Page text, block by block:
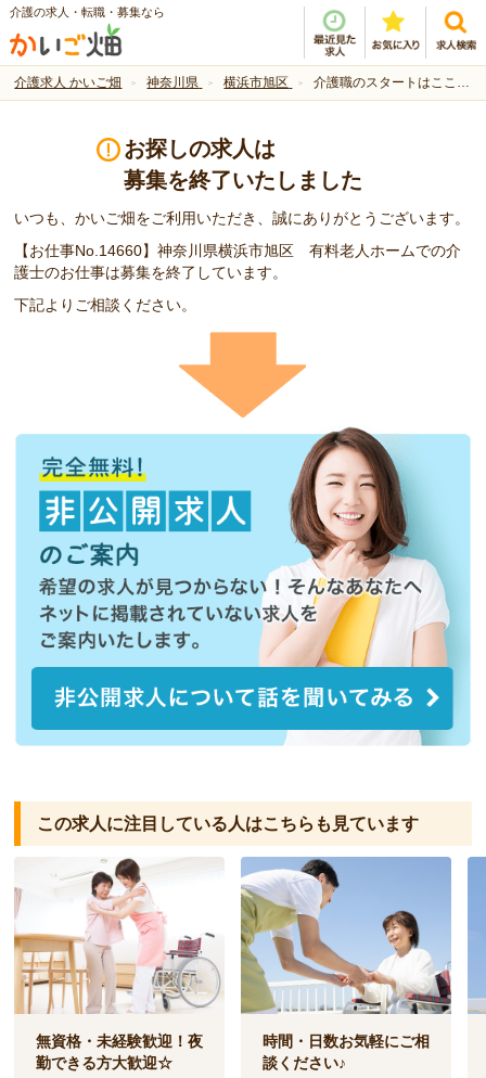
介護の求人・転職・募集なら
介護求人 かいご畑 神奈川県 横浜市旭区 介護職のスタートはここで！
お探しの求人は
募集を終了いたしました
いつも、かいご畑をご利用いただき、誠にありがとうございます。
【お仕事No.14660】神奈川県横浜市旭区 有料老人ホームでの介
護士のお仕事は募集を終了しています。
下記よりご相談ください。
この求人に注目している人はこちらも見ています
無資格・未経験歓迎！夜
勤できる方大歓迎☆
時間・日数お気軽にご相
談ください♪